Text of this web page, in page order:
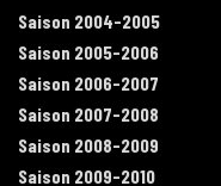
Saison 2004-2005
Saison 2005-2006
Saison 2006-2007
Saison 2007-2008
Saison 2008-2009
Saison 2009-2010